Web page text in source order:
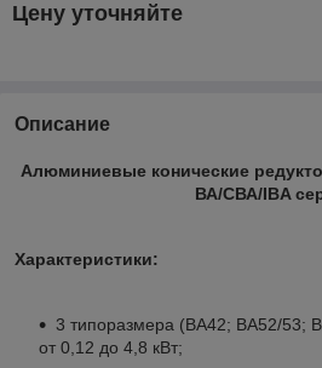
Цену уточняйте
Описание
Алюминиевые конические
ВА/СВА/IBA
Характеристики:
3 типоразмера (ВА42; ВА52/53;
от 0,12 до 4,8 кВт;